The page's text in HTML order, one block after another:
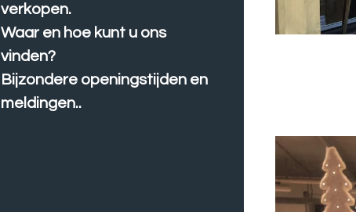
verkopen.
Waar en hoe kunt u ons
vinden?
Bijzondere openingstijden en
meldingen..